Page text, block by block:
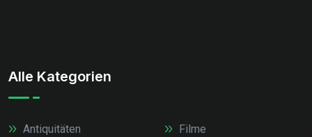
Alle Kategorien
Antiquitäten
Filme